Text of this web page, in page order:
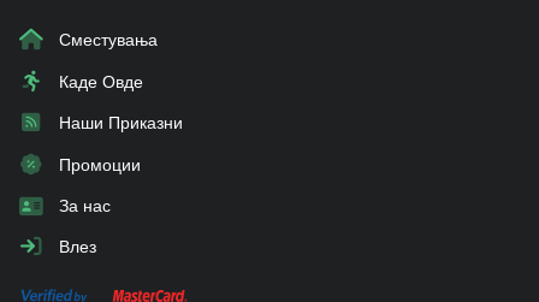
Сместувања
Каде Овде
Наши Приказни
Промоции
За нас
Влез